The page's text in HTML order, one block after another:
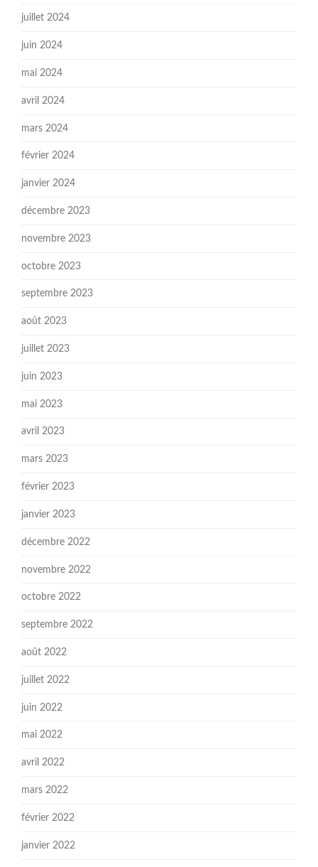
juillet 2024
juin 2024
mai 2024
avril 2024
mars 2024
février 2024
janvier 2024
décembre 2023
novembre 2023
octobre 2023
septembre 2023
août 2023
juillet 2023
juin 2023
mai 2023
avril 2023
mars 2023
février 2023
janvier 2023
décembre 2022
novembre 2022
octobre 2022
septembre 2022
août 2022
juillet 2022
juin 2022
mai 2022
avril 2022
mars 2022
février 2022
janvier 2022